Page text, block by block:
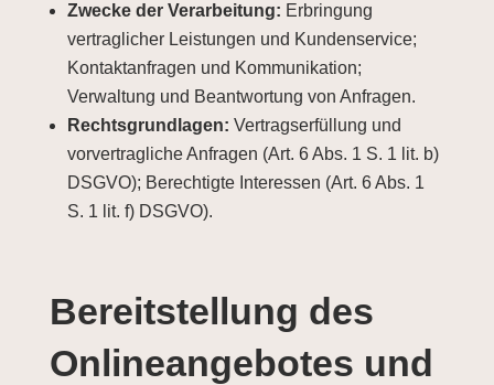
Zwecke der Verarbeitung: Erbringung
vertraglicher Leistungen und Kundenservice;
Kontaktanfragen und Kommunikation;
Verwaltung und Beantwortung von Anfragen.
Rechtsgrundlagen: Vertragserfüllung und
vorvertragliche Anfragen (Art. 6 Abs. 1 S. 1 lit. b)
DSGVO); Berechtigte Interessen (Art. 6 Abs. 1
S. 1 lit. f) DSGVO).
Bereitstellung des
Onlineangebotes und